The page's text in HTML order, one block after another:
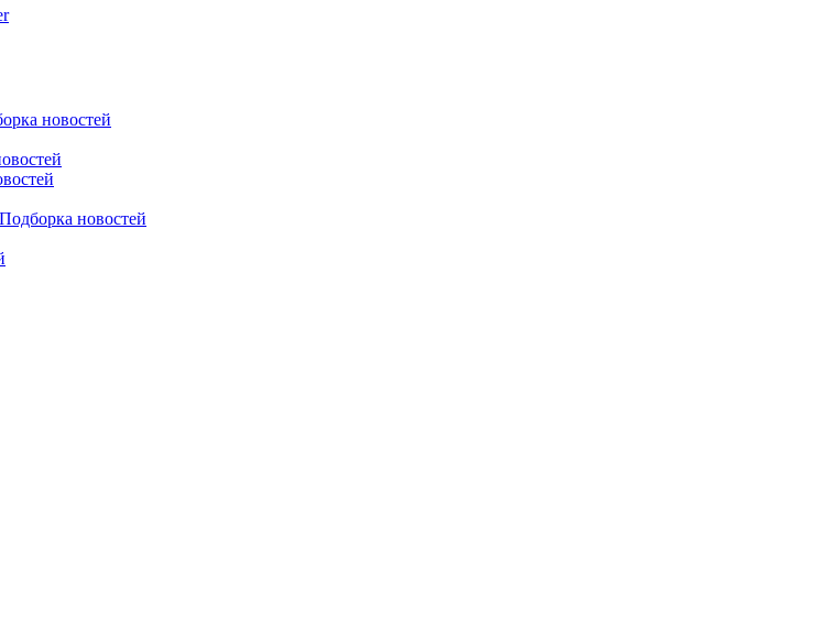
новостей
новостей